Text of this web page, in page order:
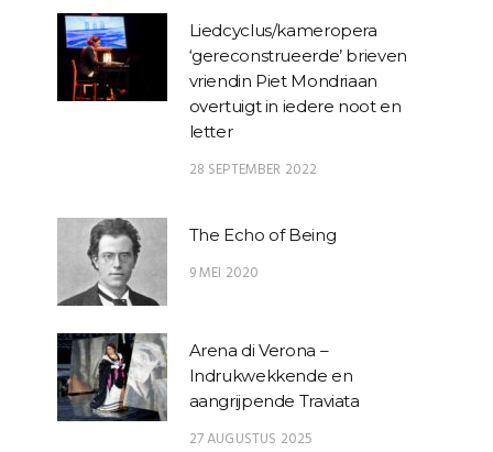
Liedcyclus/kameropera
‘gereconstrueerde’ brieven
vriendin Piet Mondriaan
overtuigt in iedere noot en
letter
28 SEPTEMBER 2022
The Echo of Being
9 MEI 2020
Arena di Verona –
Indrukwekkende en
aangrijpende Traviata
27 AUGUSTUS 2025